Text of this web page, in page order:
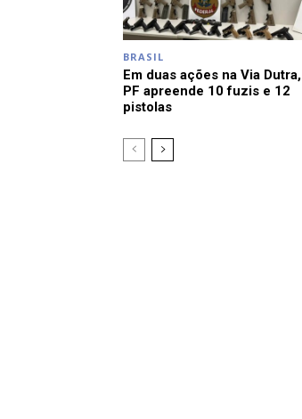
BRASIL
Em duas ações na Via Dutra,
PF apreende 10 fuzis e 12
pistolas